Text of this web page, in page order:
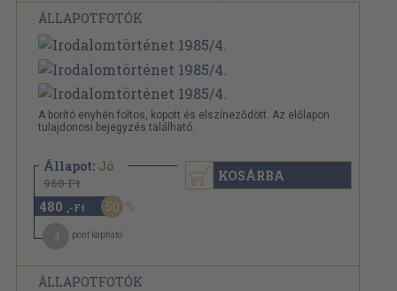
ÁLLAPOTFOTÓK
A borító enyhén foltos, kopott és elszíneződött. Az előlapon
tulajdonosi bejegyzés található.
Állapot: Jó
960 Ft
480 ,-Ft 50
pont kapható
KOSÁRBA
ÁLLAPOTFOTÓK